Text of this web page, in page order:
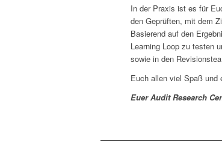
In der Praxis ist es für
den Geprüften, mit dem
Basierend auf den
Learning Loop zu testen
sowie in den
Euch allen viel Spaß und
Euer Audit Research